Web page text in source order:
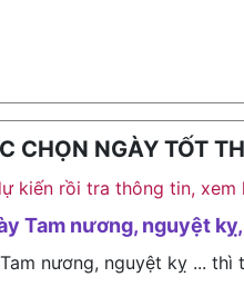
CHỌN NGÀY TỐT
kiến rồi tra thông tin,
Tam nương, nguyệt
nương, nguyệt kỵ ...